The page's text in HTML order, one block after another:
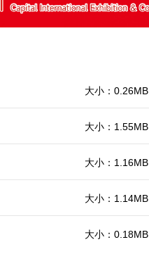
大小：0.26MB
大小：1.55MB
大小：1.16MB
大小：1.14MB
大小：0.18MB